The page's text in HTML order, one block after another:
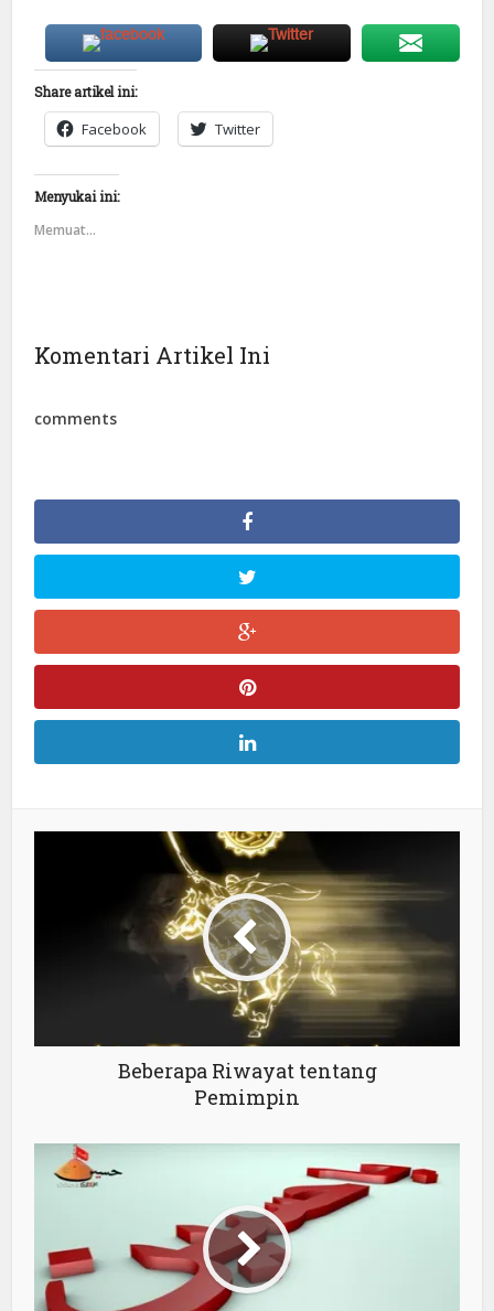
Share artikel ini:
Facebook Twitter
Menyukai ini:
Memuat...
Komentari Artikel Ini
comments
Beberapa Riwayat tentang
Pemimpin